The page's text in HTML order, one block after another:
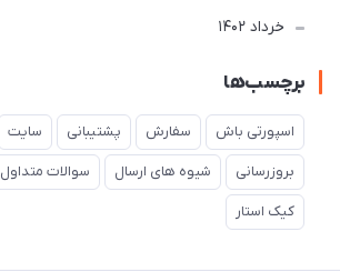
خرداد 1402
برچسب‌ها
اسپورتی باش سفارش پشتیبانی سایت
بروزرسانی شیوه های ارسال سوالات متداول
کیک استار